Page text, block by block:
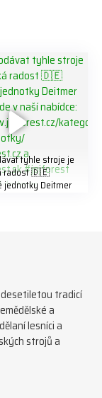
tyhle stroje je
radost 🇩🇪
jednotky Deitmer
tradicí
a
lesníci a
strojů a